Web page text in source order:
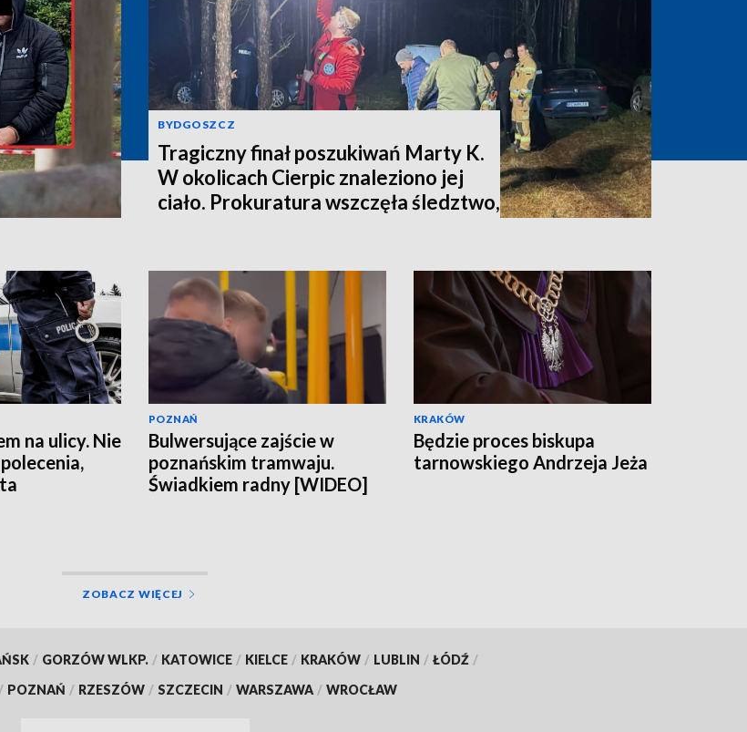
BYDGOSZCZ
Tragiczny finał poszukiwań Marty K.
W okolicach Cierpic znaleziono jej
ciało. Prokuratura wszczęła śledztwo,
na ulicy. Nie
POZNAŃ
Bulwersujące zajście w
poznańskim tramwaju.
Świadkiem radny [WIDEO]
KRAKÓW
Będzie proces biskupa
tarnowskiego Andrzeja Jeża
ZOBACZ WIĘCEJ
/ GORZÓW WLKP. / KATOWICE / KIELCE / KRAKÓW / LUBLIN / ŁÓDŹ /
/ POZNAŃ / RZESZÓW / SZCZECIN / WARSZAWA / WROCŁAW